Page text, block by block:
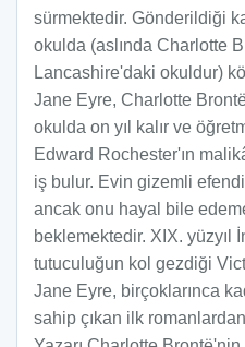
sürmektedir. Gönderildiği
okulda (aslında Charlotte
Lancashire'daki okuldur)
Jane Eyre, Charlotte
okulda on yıl kalır ve
Edward Rochester'ın
iş bulur. Evin gizemli
ancak onu hayal bile
beklemektedir. XIX. yüzyıl
tutuculuğun kol gezdiği
Jane Eyre, birçoklarınca
sahip çıkan ilk